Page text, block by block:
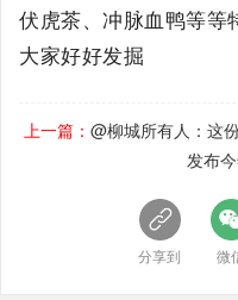
伏虎茶、冲脉血鸭等等
大家好好发掘
上一篇： @柳城所有人：这
发布
分享到 微